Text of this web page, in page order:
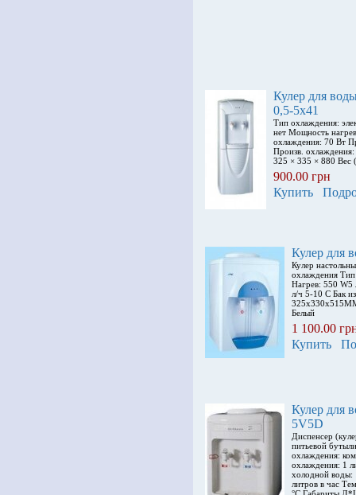
Кулер для
0,5-5x41
Тип охлаждения:
нет Мощность
охлаждения: 70 Вт
Произв.
325 × 335 × 880 Вес
900.00 грн
Купить
Кулер для
Кулер
охлаждения
Нагрев: 550
л/ч 5-10 С Бак
Белый
1 100.00
Купить
Кулер для
5V5D
Диспенсер
питьевой
охлаждения:
охлаждения: 1
холодной воды:
литров в час